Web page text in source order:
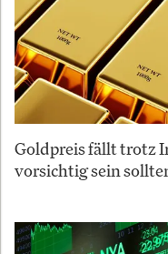
Goldpreis fällt trotz
vorsichtig sein